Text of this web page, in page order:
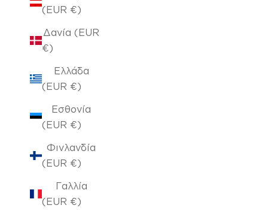
(EUR €)
Δανία (EUR
€)
Ελλάδα
(EUR €)
Εσθονία
(EUR €)
Φινλανδία
(EUR €)
Γαλλία
(EUR €)